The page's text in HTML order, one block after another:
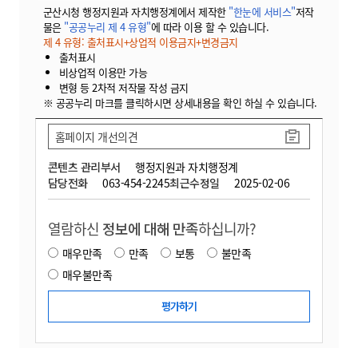
군산시청 행정지원과 자치행정계에서 제작한 "한눈에 서비스"저작
물은 "공공누리 제 4 유형"에 따라 이용 할 수 있습니다.
제 4 유형: 출처표시+상업적 이용금지+변경금지
출처표시
비상업적 이용만 가능
변형 등 2차적 저작물 작성 금지
※ 공공누리 마크를 클릭하시면 상세내용을 확인 하실 수 있습니다.
콘텐츠 관리부서
행정지원과 자치행정계
담당전화
063-454-2245최근수정일 2025-02-06
홈페이지 개선의견
열람하신 정보에 대해 만족하십니까?
매우만족 만족 보통
불만족
매우불만족